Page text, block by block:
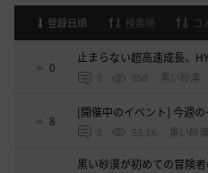
登録日順 検索順 コ
0
止まらない超高速成長、
0 958 黒い砂漠
8
[開催中のイベント] 今週の
0 53.1K 黒い砂漠
黒い砂漠が初めての冒険